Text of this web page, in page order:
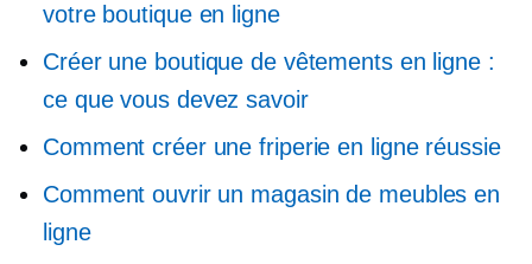
votre boutique en ligne
Créer une boutique de vêtements en ligne :
ce que vous devez savoir
Comment créer une friperie en ligne réussie
Comment ouvrir un magasin de meubles en
ligne